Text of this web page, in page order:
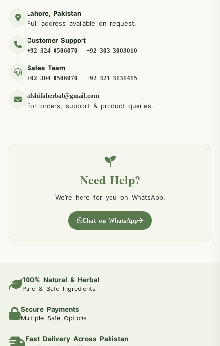
Lahore, Pakistan
Full address available on request.
Customer Support
+92 324 0506070 +92 303 3003010
Sales Team
+92 304 0506070 +92 321 3131415
alshifaherbal@gmail.com
For orders, support & product queries.
Need Help?
We’re here for you on WhatsApp.
Chat on WhatsApp
100% Natural & Herbal
Pure & Safe Ingredients
Secure Payments
Multiple Safe Options
Fast Delivery Across Pakistan